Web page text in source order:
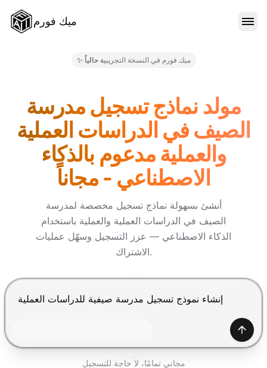
ميك فورم
المدونة
تسجيل الدخول
✨ ميك فورم في النسخة التجريبية حالياً
مولد نماذج تسجيل مدرسة
الصيف في الدراسات العملية
والعملية مدعوم بالذكاء
الاصطناعي - مجاناً
أنشئ بسهولة نماذج تسجيل مخصصة لمدرسة
الصيف في الدراسات العملية والعملية باستخدام
الذكاء الاصطناعي — عزز التسجيل وسهّل عمليات
الاشتراك.
اضغط Enter للإرسال، Shift+Enter لإضافة سطر جديد
إنشاء
مجاني تمامًا، لا حاجة للتسجيل